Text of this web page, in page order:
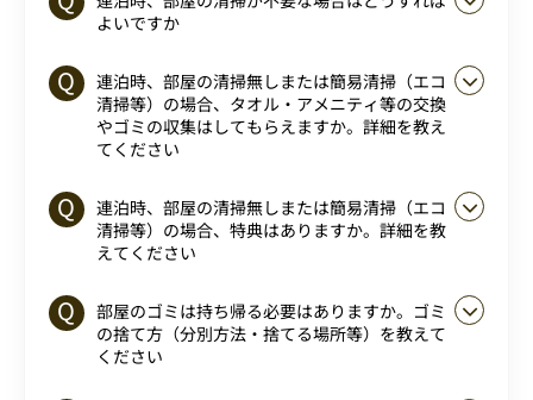
よいですか
連泊時、部屋の清掃無しまたは簡易清掃（エコ
清掃等）の場合、タオル・アメニティ等の交換
やゴミの収集はしてもらえますか。詳細を教え
てください
連泊時、部屋の清掃無しまたは簡易清掃（エコ
清掃等）の場合、特典はありますか。詳細を教
えてください
部屋のゴミは持ち帰る必要はありますか。ゴミ
の捨て方（分別方法・捨てる場所等）を教えて
ください